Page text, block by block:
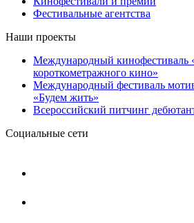
Фестивальные агентства
Наши проекты
Международный кинофестиваль
короткометражного кино»
Международный фестиваль
«Будем жить»
Всероссийский питчинг
Социальные сети